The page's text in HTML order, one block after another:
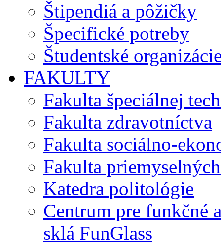
Štipendiá a pôžičky
Špecifické potreby
Študentské
FAKULTY
Fakulta špeciálnej
Fakulta zdravotníctva
Fakulta sociálno-
Fakulta
Katedra politológie
Centrum pre funkčné
sklá FunGlass